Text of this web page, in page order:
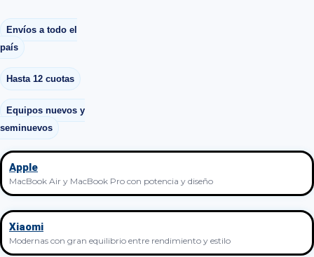
Envíos a todo el
país
Hasta 12 cuotas
Equipos nuevos y
seminuevos
Apple
MacBook Air y MacBook Pro con potencia y diseño
Xiaomi
Modernas con gran equilibrio entre rendimiento y estilo